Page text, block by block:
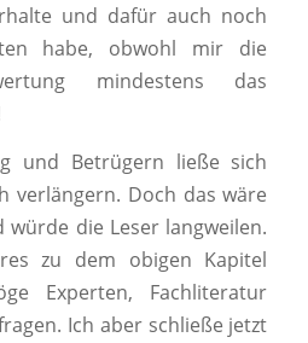
und dafür auch noch
habe, obwohl mir die
mindestens das
und Betrügern ließe sich
verlängern. Doch das wäre
die Leser langweilen.
zu dem obigen Kapitel
Experten, Fachliteratur
Ich aber schließe jetzt